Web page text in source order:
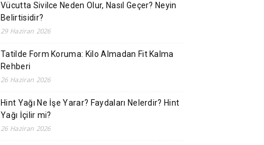
Vücutta Sivilce Neden Olur, Nasıl Geçer? Neyin
Belirtisidir?
29 Haziran 2026
Tatilde Form Koruma: Kilo Almadan Fit Kalma
Rehberi
26 Haziran 2026
Hint Yağı Ne İşe Yarar? Faydaları Nelerdir? Hint
Yağı İçilir mi?
26 Haziran 2026